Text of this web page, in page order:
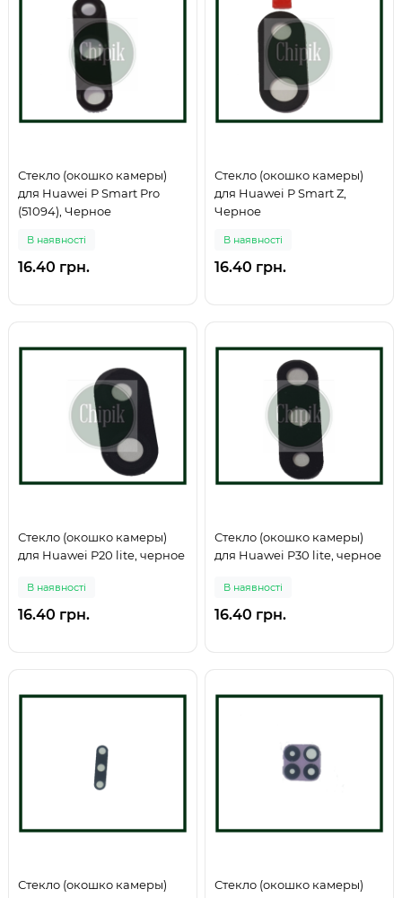
Стекло (окошко камеры)
для Huawei P Smart Pro
(51094), Черное
В наявності
16.40 грн.
Стекло (окошко камеры)
для Huawei P Smart Z,
Черное
В наявності
16.40 грн.
Стекло (окошко камеры)
для Huawei P20 lite, черное
В наявності
16.40 грн.
Стекло (окошко камеры)
для Huawei P30 lite, черное
В наявності
16.40 грн.
Стекло (окошко камеры)
Стекло (окошко камеры)